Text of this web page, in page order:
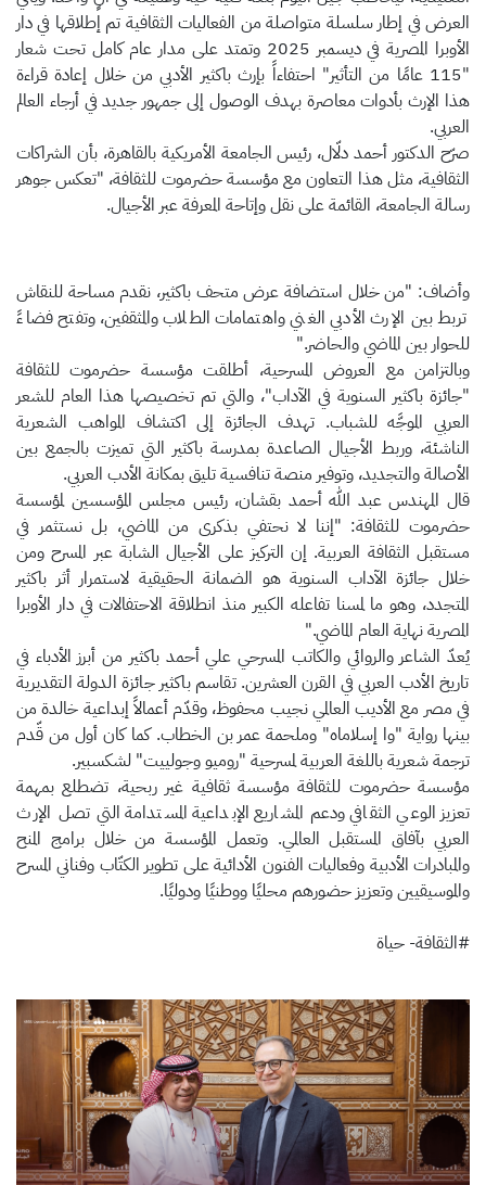
العرض في إطار سلسلة متواصلة من الفعاليات الثقافية تم إطلاقها في دار
الأوبرا المصرية في ديسمبر 2025 وتمتد على مدار عام كامل تحت شعار
"115 عامًا من التأثير" احتفاءاً بإرث باكثير الأدبي من خلال إعادة قراءة
هذا الإرث بأدوات معاصرة بهدف الوصول إلى جمهور جديد في أرجاء العالم
العربي.
صرّح الدكتور أحمد دلّال، رئيس الجامعة الأمريكية بالقاهرة، بأن الشراكات
الثقافية، مثل هذا التعاون مع مؤسسة حضرموت للثقافة، "تعكس جوهر
رسالة الجامعة، القائمة على نقل وإتاحة المعرفة عبر الأجيال.
وأضاف: "من خلال استضافة عرض متحف باكثير، نقدم مساحة للنقاش
تربط بين الإرث الأدبي الغني واهتمامات الطلاب والمثقفين، وتفتح فضاءً
للحوار بين الماضي والحاضر."
وبالتزامن مع العروض المسرحية، أطلقت مؤسسة حضرموت للثقافة
"جائزة باكثير السنوية في الآداب"، والتي تم تخصيصها هذا العام للشعر
العربي الموجَّه للشباب. تهدف الجائزة إلى اكتشاف المواهب الشعرية
الناشئة، وربط الأجيال الصاعدة بمدرسة باكثير التي تميزت بالجمع بين
الأصالة والتجديد، وتوفير منصة تنافسية تليق بمكانة الأدب العربي.
قال المهندس عبد الله أحمد بقشان، رئيس مجلس المؤسسين لمؤسسة
حضرموت للثقافة: "إننا لا نحتفي بذكرى من الماضي، بل نستثمر في
مستقبل الثقافة العربية. إن التركيز على الأجيال الشابة عبر المسرح ومن
خلال جائزة الآداب السنوية هو الضمانة الحقيقية لاستمرار أثر باكثير
المتجدد، وهو ما لمسنا تفاعله الكبير منذ انطلاقة الاحتفالات في دار الأوبرا
المصرية نهاية العام الماضي."
يُعدّ الشاعر والروائي والكاتب المسرحي علي أحمد باكثير من أبرز الأدباء في
تاريخ الأدب العربي في القرن العشرين. تقاسم باكثير جائزة الدولة التقديرية
في مصر مع الأديب العالمي نجيب محفوظ، وقدّم أعمالاً إبداعية خالدة من
بينها رواية "وا إسلاماه" وملحمة عمر بن الخطاب. كما كان أول من قّدم
ترجمة شعرية باللغة العربية لمسرحية "روميو وجولييت" لشكسبير.
مؤسسة حضرموت للثقافة مؤسسة ثقافية غير ربحية، تضطلع بمهمة
تعزيز الوعي الثقافي ودعم المشاريع الإبداعية المستدامة التي تصل الإرث
العربي بآفاق المستقبل العالمي. وتعمل المؤسسة من خلال برامج المنح
والمبادرات الأدبية وفعاليات الفنون الأدائية على تطوير الكتّاب وفناني المسرح
والموسيقيين وتعزيز حضورهم محليًا ووطنيًا ودوليًا.
#الثقافة- حياة